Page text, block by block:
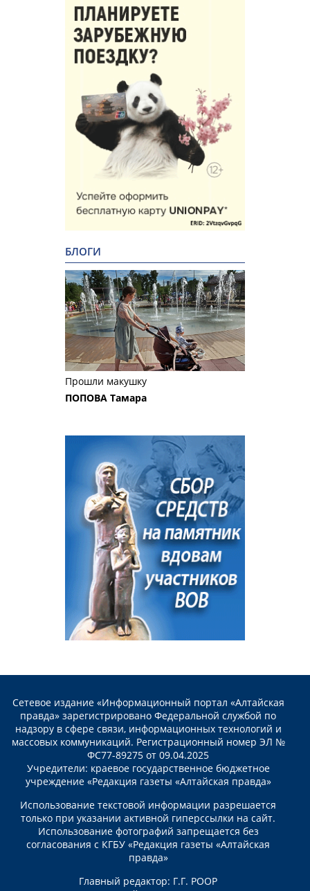
БЛОГИ
Прошли макушку
ПОПОВА Тамара
Сетевое издание «Информационный портал «Алтайская
правда» зарегистрировано Федеральной службой по
надзору в сфере связи, информационных технологий и
массовых коммуникаций. Регистрационный номер ЭЛ №
ФС77-89275 от 09.04.2025
Учредители: краевое государственное бюджетное
учреждение «Редакция газеты «Алтайская правда»
Использование текстовой информации разрешается
только при указании активной гиперссылки на сайт.
Использование фотографий запрещается без
согласования с КГБУ «Редакция газеты «Алтайская
правда»
Главный редактор: Г.Г. РООР